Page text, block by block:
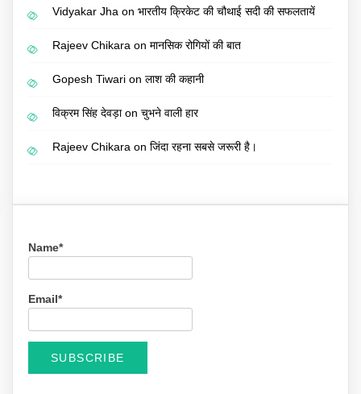
Vidyakar Jha on भारतीय क्रिकेट की चौथाई सदी की सफलतायें
Rajeev Chikara on मानसिक रोगियों की बात
Gopesh Tiwari on लाश की कहानी
विक्रम सिंह देवड़ाon चुभने वाली हार
Rajeev Chikara on जिंदा रहना सबसे जरूरी है।
Name*
Email*